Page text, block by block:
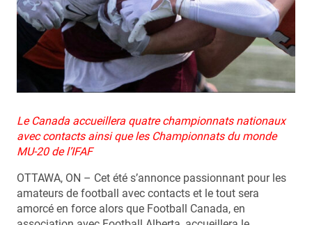
Le Canada accueillera quatre championnats nationaux
avec contacts ainsi que les Championnats du monde
MU-20 de l’IFAF
OTTAWA, ON – Cet été s’annonce passionnant pour les
amateurs de football avec contacts et le tout sera
amorcé en force alors que Football Canada, en